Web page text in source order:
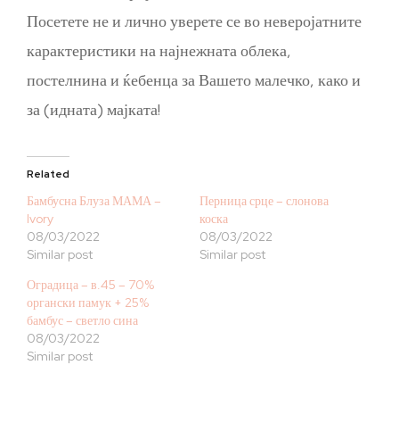
Посетете не и лично уверете се во неверојатните
карактеристики на најнежната облека,
постелнина и ќебенца за Вашето малечко, како и
за (идната) мајката!
Related
Бамбусна Блуза МАМА –
Ivory
08/03/2022
Similar post
Перница срце – слонова
коска
08/03/2022
Similar post
Оградица – в.45 – 70%
органски памук + 25%
бамбус – светло сина
08/03/2022
Similar post